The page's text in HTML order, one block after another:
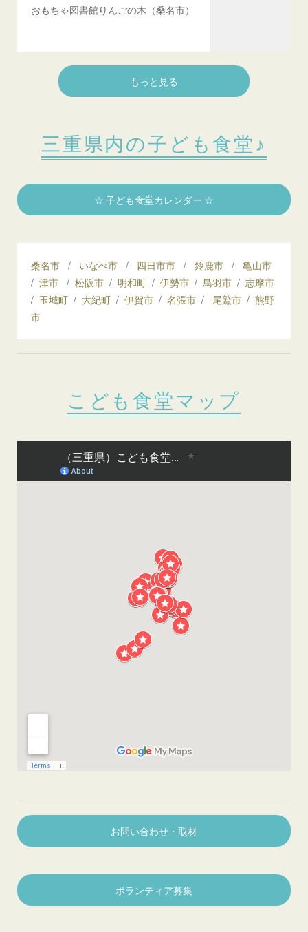
おもちゃ図書館りんごの木（桑名市）
もっと見る
三重県内の子ども食堂♪
☆ 子ども食堂カレンダー ☆
桑名市 / いなべ市 / 四日市市 /鈴鹿市 /亀山市
/津市 /松阪市 / 明和町 /伊勢市 / 鳥羽市 /志摩市
/ 玉城町 / 大紀町 /伊賀市 /名張市 / 尾鷲市 /熊野
市
こども食堂マップ
お問い合わせ・取材
ボランティア募集